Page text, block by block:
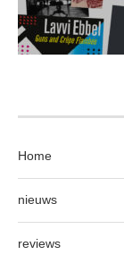
Home
nieuws
reviews